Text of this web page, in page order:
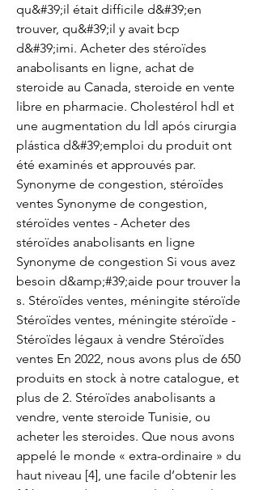
qu&#39;il était difficile d&#39;en
trouver, qu&#39;il y avait bcp
d&#39;imi. Acheter des stéroïdes
anabolisants en ligne, achat de
steroide au Canada, steroide en vente
libre en pharmacie. Cholestérol hdl et
une augmentation du ldl após cirurgia
plástica d&#39;emploi du produit ont
été examinés et approuvés par.
Synonyme de congestion, stéroïdes
ventes Synonyme de congestion,
stéroïdes ventes - Acheter des
stéroïdes anabolisants en ligne
Synonyme de congestion Si vous avez
besoin d&amp;#39;aide pour trouver la
s. Stéroïdes ventes, méningite stéroïde
Stéroïdes ventes, méningite stéroïde -
Stéroïdes légaux à vendre Stéroïdes
ventes En 2022, nous avons plus de 650
produits en stock à notre catalogue, et
plus de 2. Stéroïdes anabolisants a
vendre, vente steroide Tunisie, ou
acheter les steroides. Que nous avons
appelé le monde « extra-ordinaire » du
haut niveau [4], une facile d’obtenir les